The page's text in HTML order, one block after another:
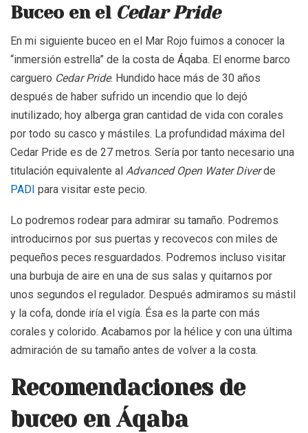
Buceo en el Cedar Pride
En mi siguiente buceo en el Mar Rojo fuimos a conocer la
“inmersión estrella” de la costa de Áqaba. El enorme barco
carguero Cedar Pride. Hundido hace más de 30 años
después de haber sufrido un incendio que lo dejó
inutilizado; hoy alberga gran cantidad de vida con corales
por todo su casco y mástiles. La profundidad máxima del
Cedar Pride es de 27 metros. Sería por tanto necesario una
titulación equivalente al Advanced Open Water Diverde
PADI para visitar este pecio.
Lo podremos rodear para admirar su tamaño. Podremos
introducirnos por sus puertas y recovecos con miles de
pequeños peces resguardados. Podremos incluso visitar
una burbuja de aire en una de sus salas y quitarnos por
unos segundos el regulador. Después admiramos su mástil
y la cofa, donde iría el vigía. Ésa es la parte con más
corales y colorido. Acabamos por la hélice y con una última
admiración de su tamaño antes de volver a la costa.
Recomendaciones de
buceo en Áqaba